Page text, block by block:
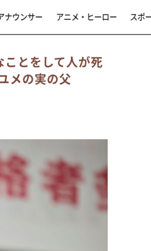
ナウンサー アニメ・ヒーロー スポ
とをして人が死
メの実の父